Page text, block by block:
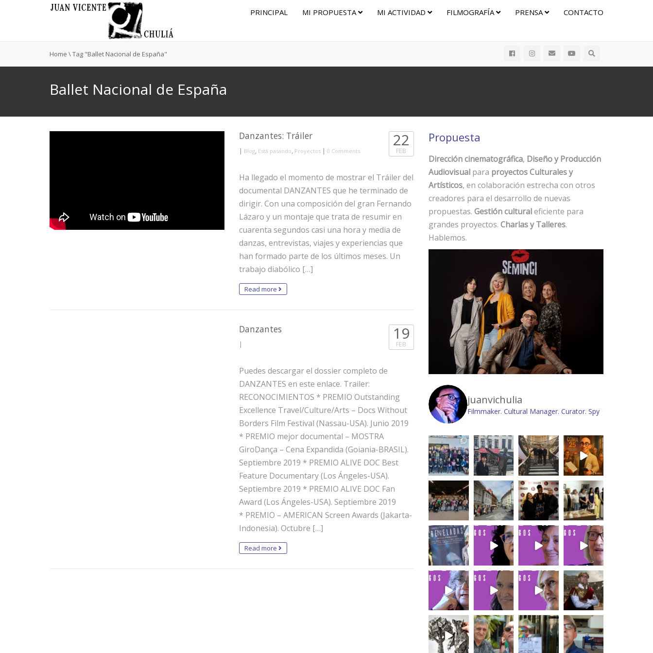
PRINCIPAL MI PROPUESTA MI ACTIVIDAD FILMOGRAFÍA PRENSA CONTACTO
Home \Tag "Ballet Nacional de España"
Ballet Nacional de España
Danzantes: Tráiler
| Blog, Está pasando, Proyectos | 0 Comments
22
FEB
Ha llegado el momento de mostrar el Tráiler del
documental DANZANTES que he terminado de
dirigir. Con una composición del gran Fernando
Lázaro y un montaje que trata de resumir en
cuarenta segundos casi una hora y media de
danzas, entrevistas, viajes y experiencias que
han formado parte de los últimos meses. Un
trabajo diabólico […]
Read more
Danzantes
|
19
FEB
Puedes descargar el dossier completo de
DANZANTES en este enlace. Trailer:
RECONOCIMIENTOS * PREMIO Outstanding
Excellence Travel/Culture/Arts – Docs Without
Borders Film Festival (Nassau-USA). Junio 2019
* PREMIO mejor documental – MOSTRA
GiroDança – Cena Expandida (Goiania-BRASIL).
Septiembre 2019 * PREMIO ALIVE DOC Best
Feature Documentary (Los Ángeles-USA).
Septiembre 2019 * PREMIO ALIVE DOC Fan
Award (Los Ángeles-USA). Septiembre 2019
* PREMIO – AMERICAN Screen Awards (Jakarta-
Indonesia). Octubre […]
Read more
Propuesta
Dirección cinematográfica, Diseño y Producción
Audiovisual para proyectos Culturales y
Artísticos, en colaboración estrecha con otros
creadores para el desarrollo de nuevas
propuestas. Gestión culturaleficiente para
grandes proyectos. Charlas y Talleres.
Hablemos.
juanvichulia
Filmmaker. Cultural Manager. Curator. Spy